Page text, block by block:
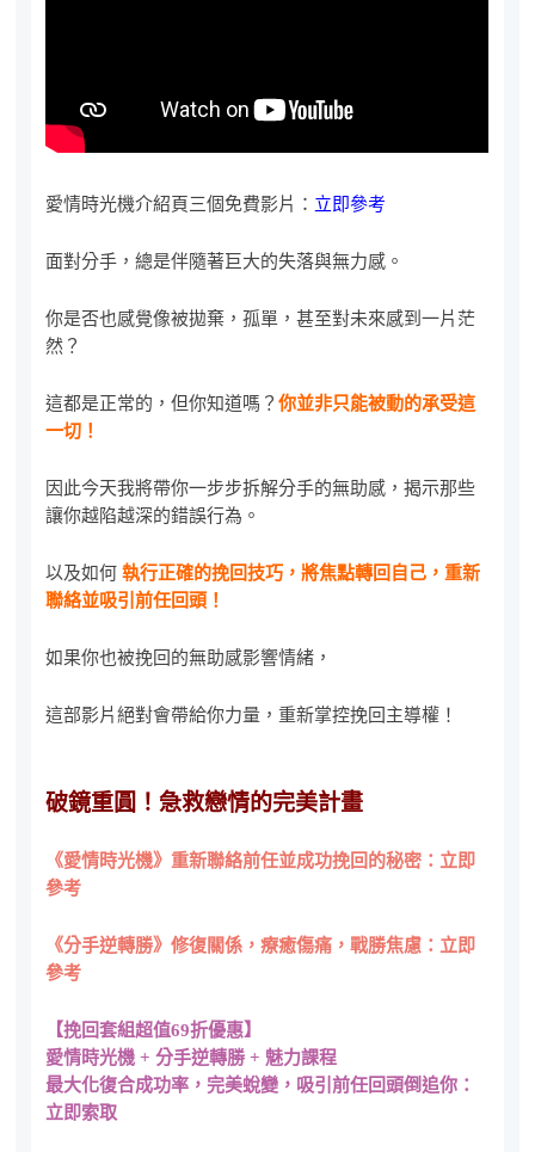
愛情時光機介紹頁三個免費影片： 立即參考
面對分手，總是伴隨著巨大的失落與無力感。
你是否也感覺像被拋棄，孤單，甚至對未來感到一片茫
然？
這都是正常的，但你知道嗎？你並非只能被動的承受這
一切！
因此今天我將帶你一步步拆解分手的無助感，揭示那些
讓你越陷越深的錯誤行為。
以及如何執行正確的挽回技巧，將焦點轉回自己，重新
聯絡並吸引前任回頭！
如果你也被挽回的無助感影響情緒，
這部影片絕對會帶給你力量，重新掌控挽回主導權！
破鏡重圓！急救戀情的完美計畫
《愛情時光機》重新聯絡前任並成功挽回的秘密：立即
參考
《分手逆轉勝》修復關係，療癒傷痛，戰勝焦慮：立即
參考
【挽回套組超值69折優惠】
愛情時光機 + 分手逆轉勝 + 魅力課程
最大化復合成功率，完美蛻變，吸引前任回頭倒追你：
立即索取